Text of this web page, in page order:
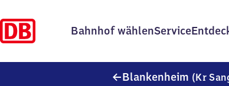
Bahnhof wählenService
Blankenheim (Kr